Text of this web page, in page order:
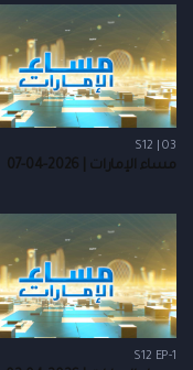
S12 | 03
مساء الإمارات | 2026-04-07
S12 EP-1